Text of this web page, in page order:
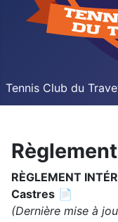
Tennis Club du
RÈGLEMENT
Castres 📄
(Dernière mise à